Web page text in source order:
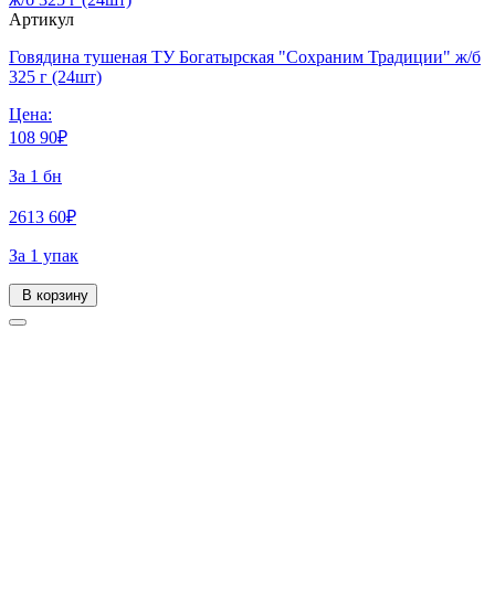
Артикул
Говядина тушеная ТУ Богатырская "Сохраним Традиции" ж/б
325 г (24шт)
Цена:
108 90₽
За 1 бн
2613 60₽
За 1 упак
В корзину